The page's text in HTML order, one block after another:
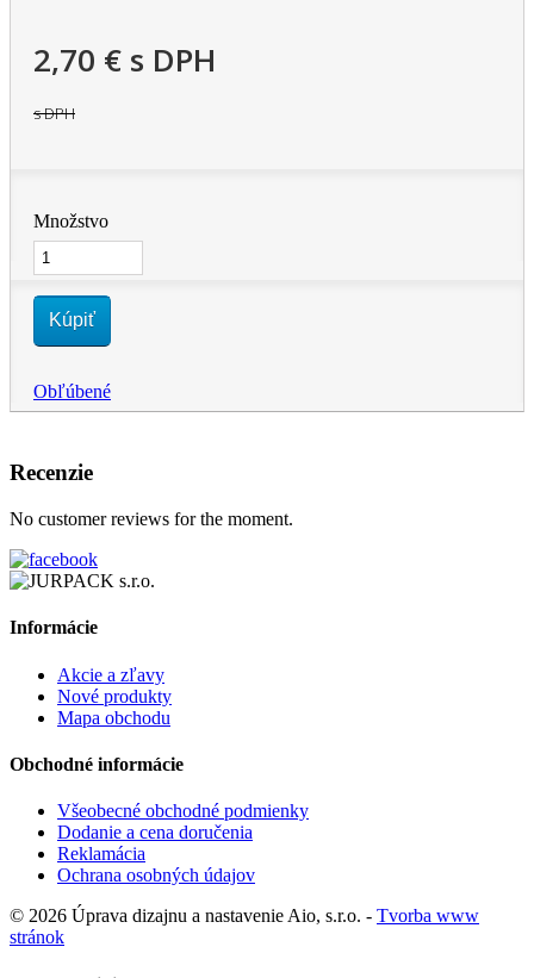
2,70 € s DPH
s DPH
Množstvo
Kúpiť
Obľúbené
Recenzie
No customer reviews for the moment.
Informácie
Akcie a zľavy
Nové produkty
Mapa obchodu
Obchodné informácie
Všeobecné obchodné podmienky
Dodanie a cena doručenia
Reklamácia
Ochrana osobných údajov
© 2026 Úprava dizajnu a nastavenie Aio, s.r.o. - Tvorba www
stránok